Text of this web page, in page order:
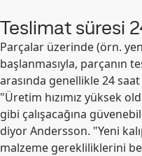
Teslimat süresi
Parçalar üzerinde (örn.
başlanmasıyla, parçanın
arasında genellikle 24
"Üretim hızımız yüksek
gibi çalışacağına
diyor Andersson. "Yeni
malzeme gerekliliklerini